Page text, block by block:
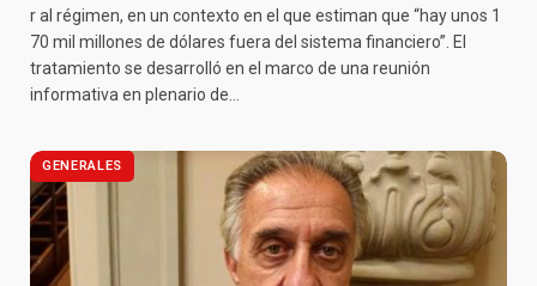
r al régimen, en un contexto en el que estiman que “hay unos 1
70 mil millones de dólares fuera del sistema financiero”. El
tratamiento se desarrolló en el marco de una reunión
informativa en plenario de…
GENERALES